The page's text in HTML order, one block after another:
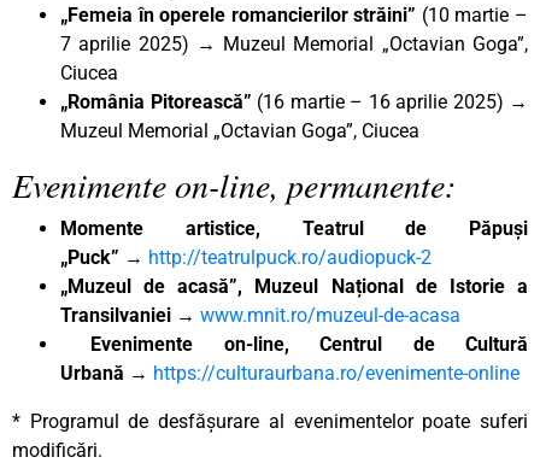
„Femeia în operele romancierilor străini” (10 martie –
7 aprilie 2025) → Muzeul Memorial „Octavian Goga”,
Ciucea
„România Pitorească” (16 martie – 16 aprilie 2025) →
Muzeul Memorial „Octavian Goga”, Ciucea
Evenimente on-line, permanente:
Momente artistice, Teatrul de Păpuși
„Puck” → http://teatrulpuck.ro/audiopuck-2
„Muzeul de acasă”, Muzeul Național de Istorie a
Transilvaniei → www.mnit.ro/muzeul-de-acasa
Evenimente on-line, Centrul de Cultură
Urbană → https://culturaurbana.ro/evenimente-online
* Programul de desfășurare al evenimentelor poate suferi
modificări.